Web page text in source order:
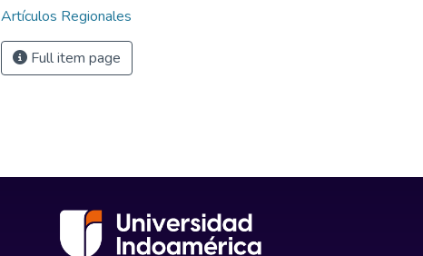
Artículos Regionales
Full item page